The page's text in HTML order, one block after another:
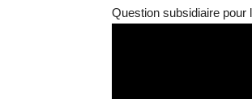
Question subsidiaire